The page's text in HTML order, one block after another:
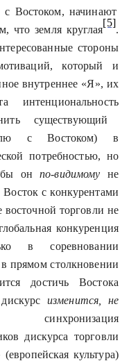
с Востоком, начинают
что земля круглая
[5]
.
стороны
который и
внутреннее «Я», их
интенциональность
существующий
с Востоком) в
потребностью, но
онпо-видимому не
с конкурентами
восточной торговли не
конкуренция
в соревновании
прямом столкновении
достичь Востока
изменится, не
дискурса торговли
культура)